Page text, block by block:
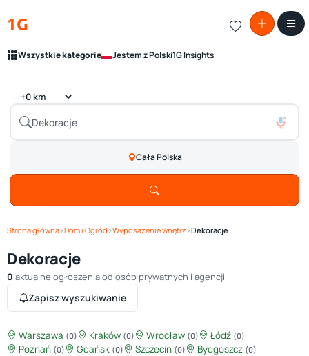
1G
Wszystkie kategorie Jestem z Polski1G Insights
Cała Polska
Strona główna›Dom i Ogród ›Wyposażenie wnętrz›Dekoracje
Dekoracje
0 aktualne ogłoszenia od osób prywatnych i agencji
Zapisz wyszukiwanie
Warszawa (0) Kraków (0) Wrocław (0) Łódź (0)
Poznań (0) Gdańsk (0) Szczecin (0) Bydgoszcz (0)